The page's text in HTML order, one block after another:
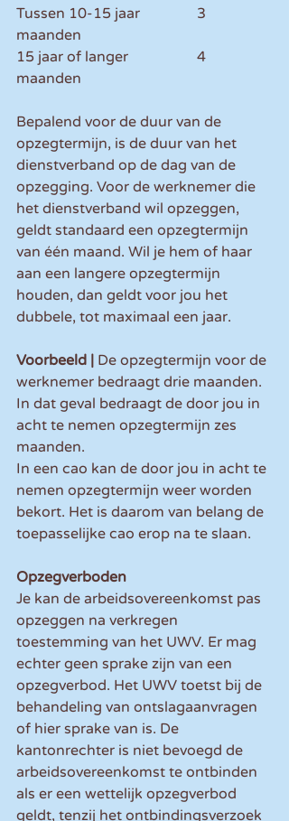
Tussen 10-15 jaar 		3
maanden
15 jaar of langer 		4
maanden
Bepalend voor de duur van de
opzegtermijn, is de duur van het
dienstverband op de dag van de
opzegging. Voor de werknemer die
het dienstverband wil opzeggen,
geldt standaard een opzegtermijn
van één maand. Wil je hem of haar
aan een langere opzegtermijn
houden, dan geldt voor jou het
dubbele, tot maximaal een jaar.
Voorbeeld |
De opzegtermijn voor de
werknemer bedraagt drie maanden.
In dat geval bedraagt de door jou in
acht te nemen opzegtermijn zes
maanden.
In een cao kan de door jou in acht te
nemen opzegtermijn weer worden
bekort. Het is daarom van belang de
toepasselijke cao erop na te slaan.
Opzegverboden
Je kan de arbeidsovereenkomst pas
opzeggen na verkregen
toestemming van het UWV. Er mag
echter geen sprake zijn van een
opzegverbod. Het UWV toetst bij de
behandeling van ontslagaanvragen
of hier sprake van is. De
kantonrechter is niet bevoegd de
arbeidsovereenkomst te ontbinden
als er een wettelijk opzegverbod
geldt, tenzij het ontbindingsverzoek